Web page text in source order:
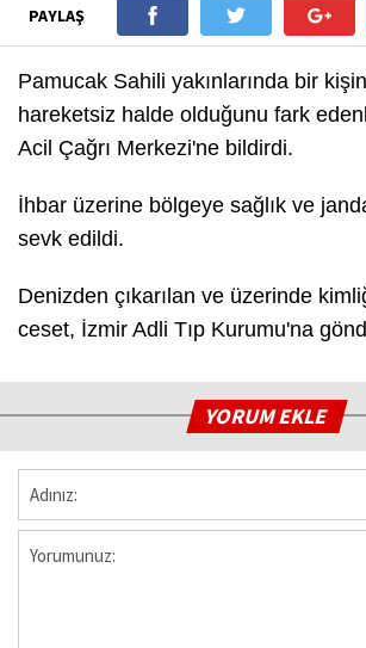
PAYLAŞ
Pamucak Sahili yakınlarında bir
hareketsiz halde olduğunu fark
Acil Çağrı Merkezi'ne bildirdi.
İhbar üzerine bölgeye sağlık ve
sevk edildi.
Denizden çıkarılan ve üzerinde
ceset, İzmir Adli Tıp Kurumu'na
YORUM EKLE